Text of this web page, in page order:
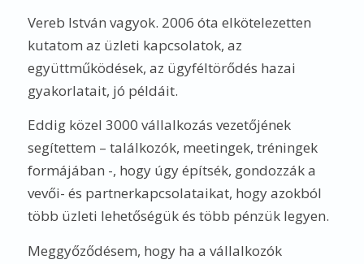
gyorsabban elérik a céljaikat. Sőt, olyan
fejlesztésekre lesz lehetőségük, amelyekről
korábban nem is álmodtak.
RÁADÁS:
Ha „Az ügyféltörődés 5
alappillére” könyv mellé örömmel veszed 9
Szerszámgép Kft / Hymato Products Kft /